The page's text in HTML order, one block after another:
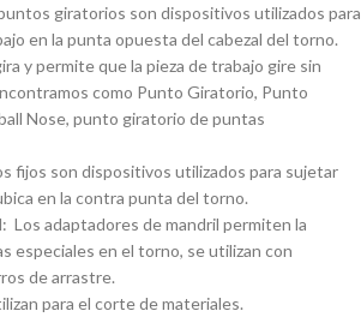
giratorios son dispositivos utilizados para
en la punta opuesta del cabezal del torno.
y permite que la pieza de trabajo gire sin
como Punto Giratorio, Punto
Nose, punto giratorio de puntas
fijos son dispositivos utilizados para sujetar
en la contra punta del torno.
Los adaptadores de mandril permiten la
especiales en el torno, se utilizan con
de arrastre.
para el corte de materiales.